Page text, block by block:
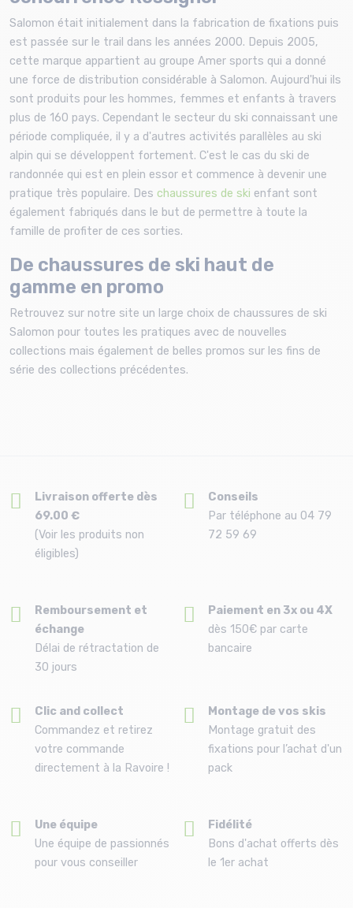
Salomon était initialement dans la fabrication de fixations puis
est passée sur le trail dans les années 2000. Depuis 2005,
cette marque appartient au groupe Amer sports qui a donné
une force de distribution considérable à Salomon. Aujourd'hui ils
sont produits pour les hommes, femmes et enfants à travers
plus de 160 pays. Cependant le secteur du ski connaissant une
période compliquée, il y a d'autres activités parallèles au ski
alpin qui se développent fortement. C'est le cas du ski de
randonnée qui est en plein essor et commence à devenir une
pratique très populaire. Des chaussures de ski enfant sont
également fabriqués dans le but de permettre à toute la
famille de profiter de ces sorties.
De chaussures de ski haut de
gamme en promo
Retrouvez sur notre site un large choix de chaussures de ski
Salomon pour toutes les pratiques avec de nouvelles
collections mais également de belles promos sur les fins de
série des collections précédentes.
Livraison offerte dès
69.00 €
(Voir les produits non
éligibles)
Conseils
Par téléphone au 04 79
72 59 69
Remboursement et
échange
Délai de rétractation de
30 jours
Paiement en 3x ou 4X
dès 150€ par carte
bancaire
Clic and collect
Commandez et retirez
votre commande
directement à la Ravoire !
Montage de vos skis
Montage gratuit des
fixations pour l’achat d'un
pack
Une équipe
Une équipe de passionnés
pour vous conseiller
Fidélité
Bons d'achat offerts dès
le 1er achat